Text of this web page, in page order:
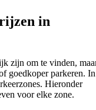
in
zijn om te vinden,
goedkoper parkeren. In
Hieronder
voor elke zone.